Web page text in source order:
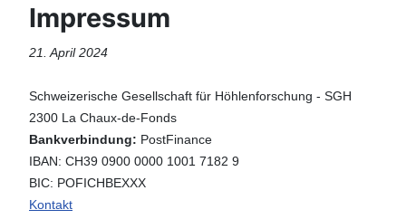
Impressum
21. April 2024
Schweizerische Gesellschaft für Höhlenforschung - SGH
2300 La Chaux-de-Fonds
Bankverbindung: PostFinance
IBAN: CH39 0900 0000 1001 7182 9
BIC: POFICHBEXXX
Kontakt